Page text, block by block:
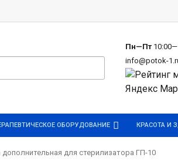
Пн—Пт
info@potok-
ОБОРУДОВАНИЕ КРАСОТА И
для стерилизатора ГП-10